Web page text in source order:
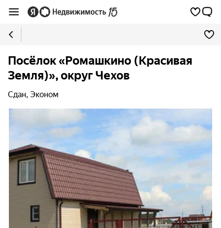
Посёлок «Ромашкино (Красивая
Земля)», округ Чехов
Сдан, Эконом